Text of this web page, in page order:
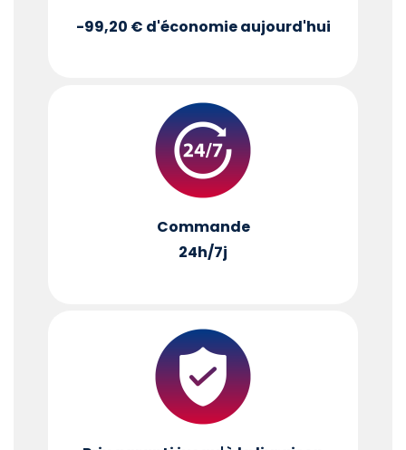
-99,20 € d'économie aujourd'hui
Commande
24h/7j